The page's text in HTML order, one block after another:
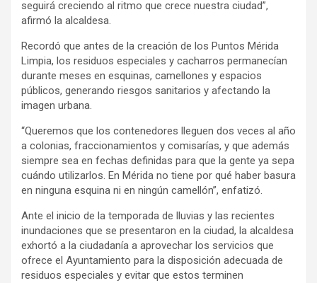
seguirá creciendo al ritmo que crece nuestra ciudad”,
afirmó la alcaldesa.
Recordó que antes de la creación de los Puntos Mérida
Limpia, los residuos especiales y cacharros permanecían
durante meses en esquinas, camellones y espacios
públicos, generando riesgos sanitarios y afectando la
imagen urbana.
“Queremos que los contenedores lleguen dos veces al año
a colonias, fraccionamientos y comisarías, y que además
siempre sea en fechas definidas para que la gente ya sepa
cuándo utilizarlos. En Mérida no tiene por qué haber basura
en ninguna esquina ni en ningún camellón”, enfatizó.
Ante el inicio de la temporada de lluvias y las recientes
inundaciones que se presentaron en la ciudad, la alcaldesa
exhortó a la ciudadanía a aprovechar los servicios que
ofrece el Ayuntamiento para la disposición adecuada de
residuos especiales y evitar que estos terminen